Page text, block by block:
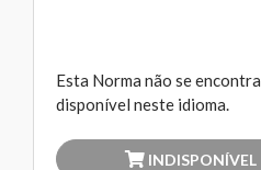
Esta Norma não se encontra
disponível neste idioma.
INDISPONÍVEL